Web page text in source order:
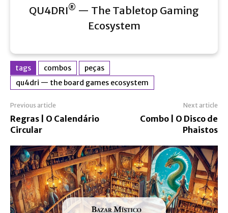
QU4DRI® — The Tabletop Gaming
Ecosystem
tags combos
peças
qu4dri — the board games ecosystem
Previous article
Regras | O Calendário
Circular
Next article
Combo | O Disco de
Phaistos